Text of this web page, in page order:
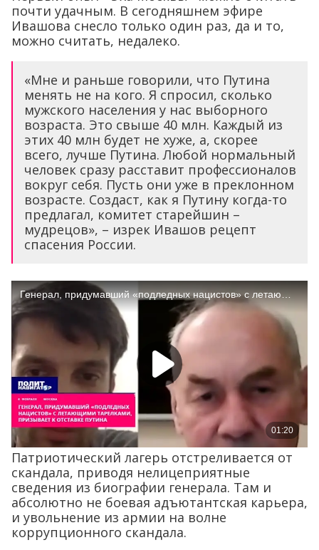
почти удачным. В сегодняшнем эфире
Ивашова снесло только один раз, да и то,
можно считать, недалеко.
«Мне и раньше говорили, что Путина
менять не на кого. Я спросил, сколько
мужского населения у нас выборного
возраста. Это свыше 40 млн. Каждый из
этих 40 млн будет не хуже, а, скорее
всего, лучше Путина. Любой нормальный
человек сразу расставит профессионалов
вокруг себя. Пусть они уже в преклонном
возрасте. Создаст, как я Путину когда-то
предлагал, комитет старейшин –
мудрецов», – изрек Ивашов рецепт
спасения России.
Патриотический лагерь отстреливается от
скандала, приводя нелицеприятные
сведения из биографии генерала. Там и
абсолютно не боевая адъютантская карьера,
и увольнение из армии на волне
коррупционного скандала.